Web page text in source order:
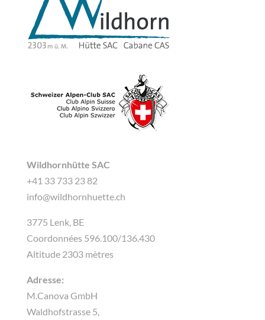
Wildhornhütte SAC
+41 33 733 23 82
info@wildhornhuette.ch
3775 Lenk, BE
Coordonnées 596.100/136.430
Altitude 2303 mètres
Adresse:
M.Canova GmbH
Waldhofstrasse 5,